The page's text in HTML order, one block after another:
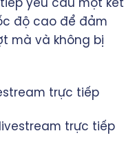
yêu cầu một kết
độ cao để đảm
mà và không bị
trực tiếp
trực tiếp